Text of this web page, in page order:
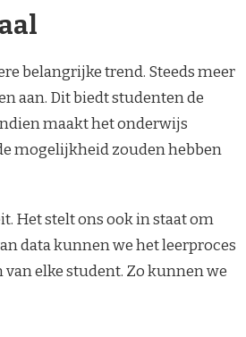
belangrijke trend. Steeds meer
aan. Dit biedt studenten de
maakt het onderwijs
mogelijkheid zouden hebben
Het stelt ons ook in staat om
data kunnen we het leerproces
elke student. Zo kunnen we